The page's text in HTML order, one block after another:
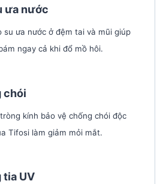
ưa nước
su ưa nước ở đệm tai và mũi giúp
ngay cả khi đổ mồ hôi.
chói
kính bảo vệ chống chói độc
Tifosi làm giảm mỏi mắt.
tia UV